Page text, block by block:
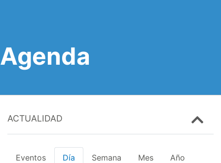
Agenda
ACTUALIDAD
Eventos Día Semana Mes Año